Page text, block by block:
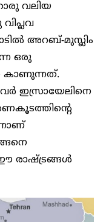
വലിയ
അറബ്-മുസ്ലിം
ഒരു
കാണുന്നത്.
ഇസ്രായേലിനെ
രാഷ്ട്രങ്ങൾ